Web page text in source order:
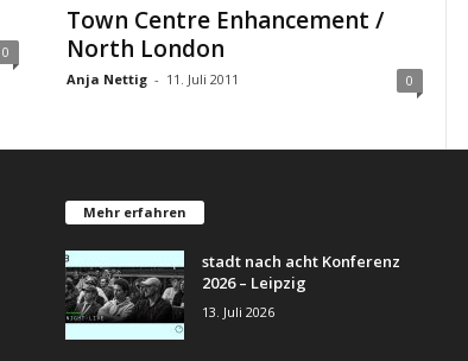
0
Town Centre Enhancement /
North London
Anja Nettig - 11. Juli 2011 0
Mehr erfahren
stadt nach acht Konferenz
2026 – Leipzig
13. Juli 2026